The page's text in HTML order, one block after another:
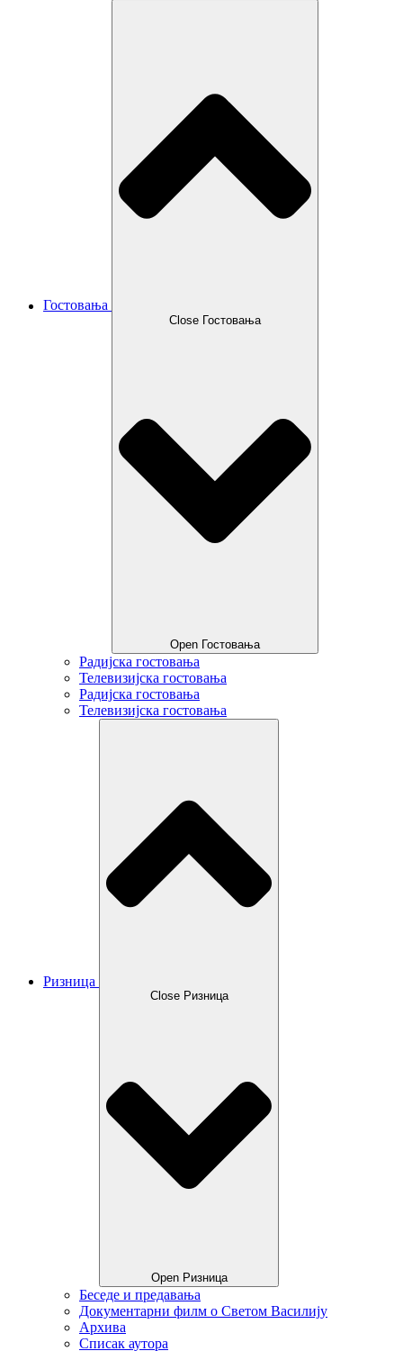
Гостовања
Close Гостовања
Open Гостовања
Радијска гостовања
Телевизијска гостовања
Радијска гостовања
Телевизијска гостовања
Ризница
Close Ризница
Open Ризница
Беседе и предавања
Документарни филм о Светом Василију
Архива
Списак аутора